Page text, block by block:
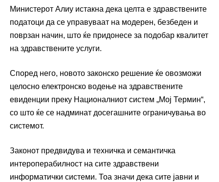
Министерот Алиу истакна дека целта е здравствените
податоци да се управуваат на модерен, безбеден и
поврзан начин, што ќе придонесе за подобар квалитет
на здравствените услуги.
Според него, новото законско решение ќе овозможи
целосно електронско водење на здравствените
евиденции преку Националниот систем „Мој Термин“,
со што ќе се надминат досегашните ограничувања во
системот.
Законот предвидува и техничка и семантичка
интероперабилност на сите здравствени
информатички системи. Тоа значи дека сите јавни и